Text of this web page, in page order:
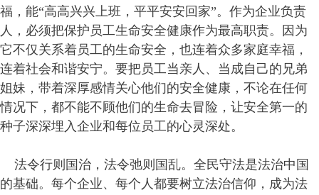
福，能“高高兴兴上班，平平安安回家”。作为企业负责
人，必须把保护员工生命安全健康作为最高职责。因为
它不仅关系着员工的生命安全，也连着众多家庭幸福，
连着社会和谐安宁。要把员工当亲人、当成自己的兄弟
姐妹，带着深厚感情关心他们的安全健康，不论在任何
情况下，都不能不顾他们的生命去冒险，让安全第一的
种子深深埋入企业和每位员工的心灵深处。
法令行则国治，法令弛则国乱。全民守法是法治中国
的基础。每个企业、每个人都要树立法治信仰，成为法